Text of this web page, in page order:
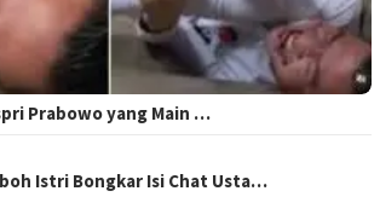
Prabowo yang Main …
Istri Bongkar Isi Chat Usta…